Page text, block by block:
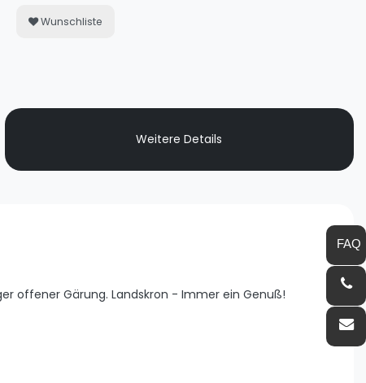
Wunschliste
Weitere Details
offener Gärung. Landskron - Immer ein Genuß!